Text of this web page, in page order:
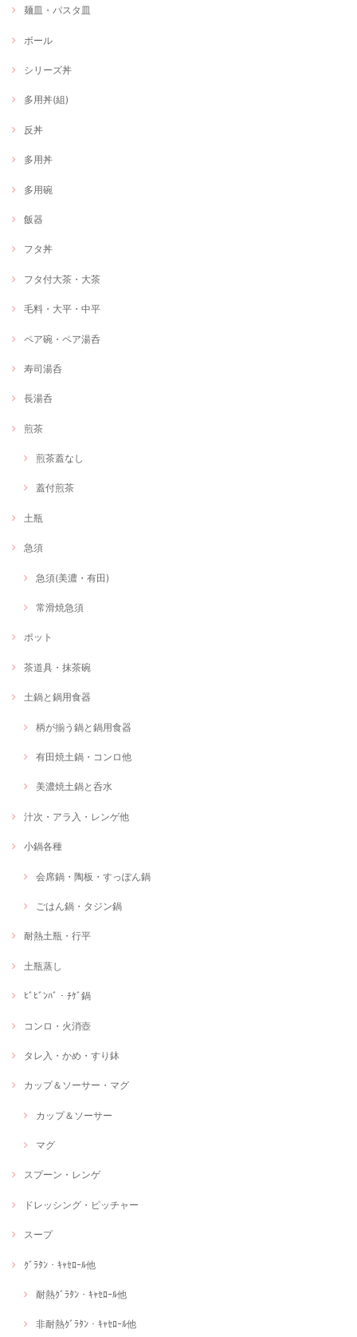
麺皿・パスタ皿
ボール
シリーズ丼
多用丼(組)
反丼
多用丼
多用碗
飯器
フタ丼
フタ付大茶・大茶
毛料・大平・中平
ペア碗・ペア湯呑
寿司湯呑
長湯呑
煎茶
煎茶蓋なし
蓋付煎茶
土瓶
急須
急須(美濃・有田)
常滑焼急須
ポット
茶道具・抹茶碗
土鍋と鍋用食器
柄が揃う鍋と鍋用食器
有田焼土鍋・コンロ他
美濃焼土鍋と呑水
汁次・アラ入・レンゲ他
小鍋各種
会席鍋・陶板・すっぽん鍋
ごはん鍋・タジン鍋
耐熱土瓶・行平
土瓶蒸し
ﾋﾞﾋﾞﾝﾊﾞ・ﾁｹﾞ鍋
コンロ・火消壺
タレ入・かめ・すり鉢
カップ＆ソーサー・マグ
カップ＆ソーサー
マグ
スプーン・レンゲ
ドレッシング・ピッチャー
スープ
ｸﾞﾗﾀﾝ・ｷｬｾﾛｰﾙ他
耐熱ｸﾞﾗﾀﾝ・ｷｬｾﾛｰﾙ他
非耐熱ｸﾞﾗﾀﾝ・ｷｬｾﾛｰﾙ他